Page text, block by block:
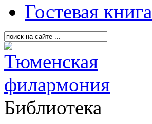
Гостевая книга
Библиотека